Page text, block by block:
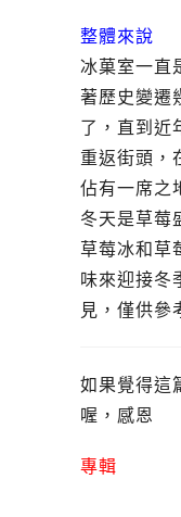
整體來說
冰菓室一直
著歷史變遷
了，直到近
重返街頭，
佔有一席之
冬天是草莓
草莓冰和草
味來迎接冬
見，僅供參
如果覺得這
喔，感恩
專輯